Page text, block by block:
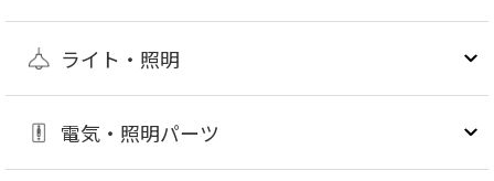
ライト・照明
電気・照明パーツ